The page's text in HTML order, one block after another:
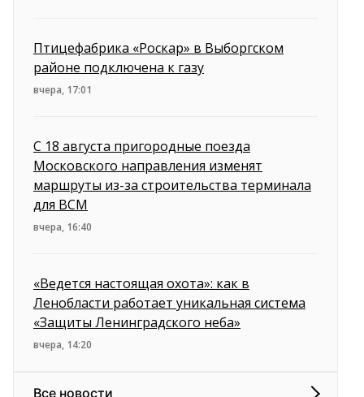
Птицефабрика «Роскар» в Выборгском
районе подключена к газу
вчера, 17:01
С 18 августа пригородные поезда
Московского направления изменят
маршруты из-за строительства терминала
для ВСМ
вчера, 16:40
«Ведется настоящая охота»: как в
Ленобласти работает уникальная система
«Защиты Ленинградского неба»
вчера, 14:20
Все новости